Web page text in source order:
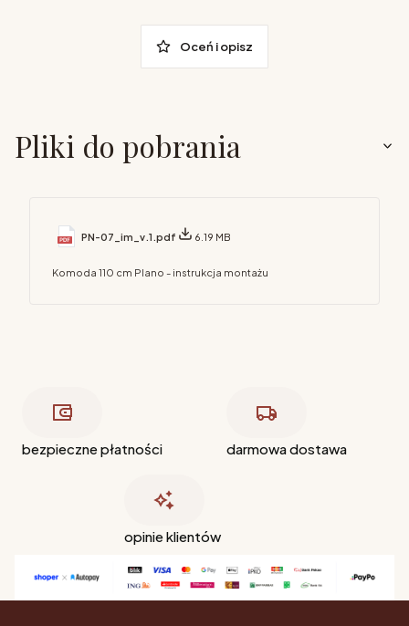
Oceń i opisz
Pliki do pobrania
PN-07_im_v.1.pdf 6.19 MB
Komoda 110 cm Plano - instrukcja montażu
bezpieczne płatności darmowa dostawa
opinie klientów